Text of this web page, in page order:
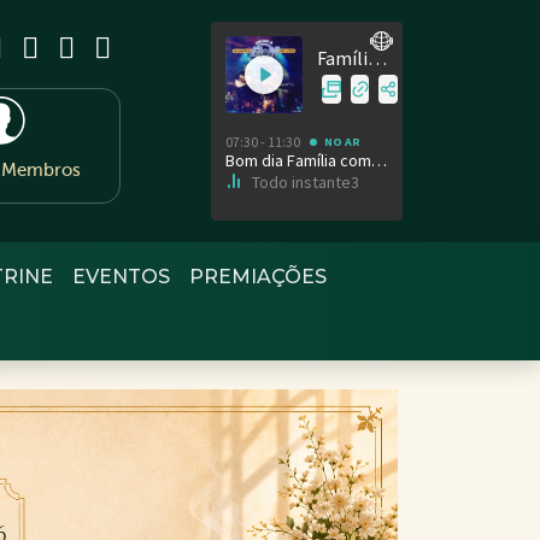
EVENTOS PREMIAÇÕES